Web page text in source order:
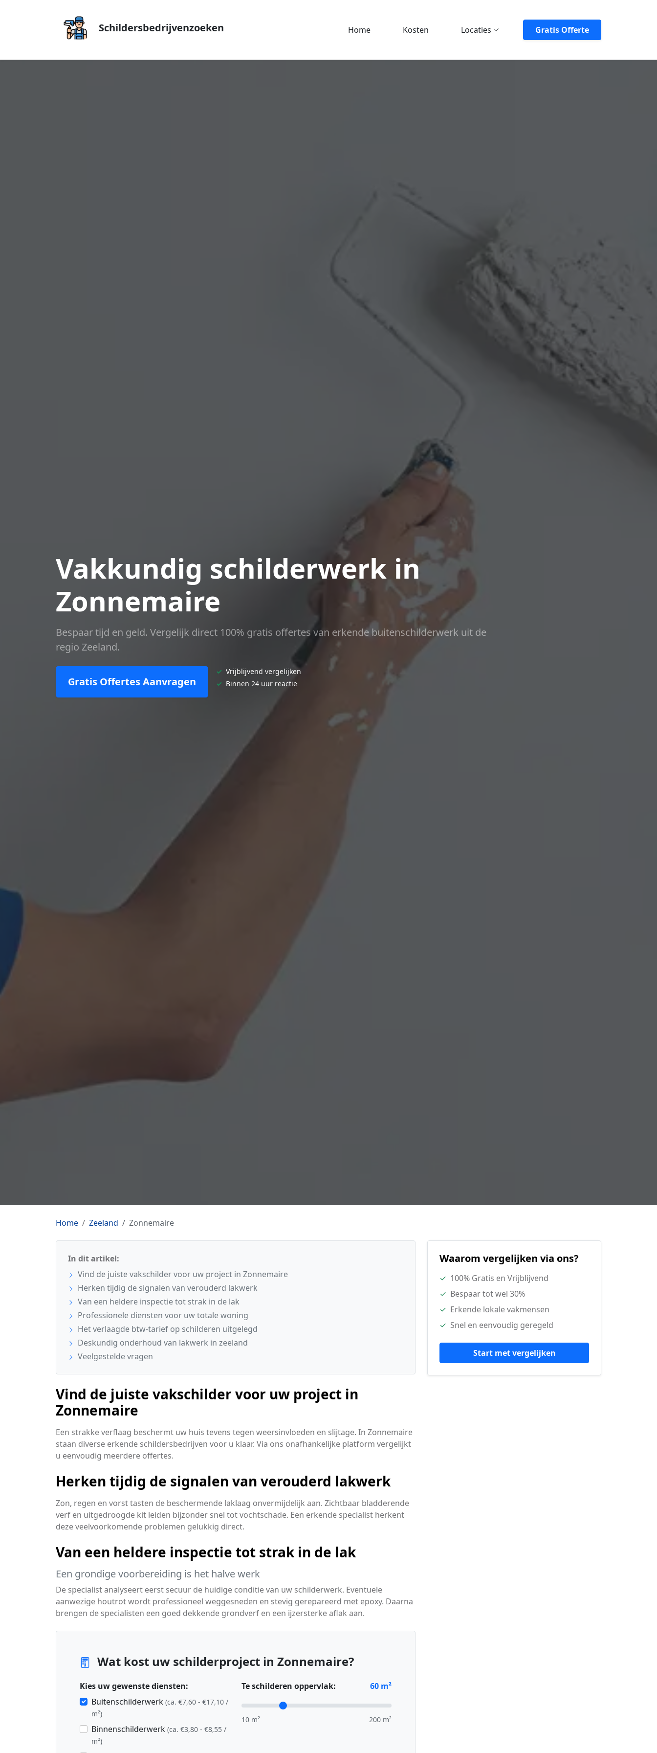
Schildersbedrijvenzoeken Home Kosten Locaties Gratis Offerte
Vakkundig schilderwerk in
Zonnemaire
Bespaar tijd en geld. Vergelijk direct 100% gratis offertes van erkende buitenschilderwerk uit de
regio Zeeland.
Gratis Offertes Aanvragen
✓ Vrijblijvend vergelijken
✓ Binnen 24 uur reactie
Home Zeeland Zonnemaire
In dit artikel:
Vind de juiste vakschilder voor uw project in Zonnemaire
Herken tijdig de signalen van verouderd lakwerk
Van een heldere inspectie tot strak in de lak
Professionele diensten voor uw totale woning
Het verlaagde btw-tarief op schilderen uitgelegd
Deskundig onderhoud van lakwerk in zeeland
Veelgestelde vragen
Vind de juiste vakschilder voor uw project in
Zonnemaire
Een strakke verflaag beschermt uw huis tevens tegen weersinvloeden en slijtage. In Zonnemaire
staan diverse erkende schildersbedrijven voor u klaar. Via ons onafhankelijke platform vergelijkt
u eenvoudig meerdere offertes.
Herken tijdig de signalen van verouderd lakwerk
Zon, regen en vorst tasten de beschermende laklaag onvermijdelijk aan. Zichtbaar bladderende
verf en uitgedroogde kit leiden bijzonder snel tot vochtschade. Een erkende specialist herkent
deze veelvoorkomende problemen gelukkig direct.
Van een heldere inspectie tot strak in de lak
Een grondige voorbereiding is het halve werk
De specialist analyseert eerst secuur de huidige conditie van uw schilderwerk. Eventuele
aanwezige houtrot wordt professioneel weggesneden en stevig gerepareerd met epoxy. Daarna
brengen de specialisten een goed dekkende grondverf en een ijzersterke aflak aan.
Wat kost uw schilderproject in Zonnemaire?
Kies uw gewenste diensten:
Buitenschilderwerk (ca. €7,60 - €17,10 /
m²)
Binnenschilderwerk (ca. €3,80 - €8,55 /
m²)
Te schilderen oppervlak: 60 m²
10 m² 200 m²
Waarom vergelijken via ons?
✓ 100% Gratis en Vrijblijvend
✓ Bespaar tot wel 30%
✓ Erkende lokale vakmensen
✓ Snel en eenvoudig geregeld
Start met vergelijken